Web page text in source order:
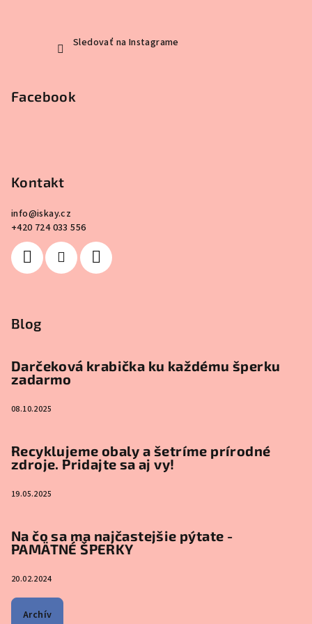
Sledovať na Instagrame
Facebook
Kontakt
info@iskay.cz
+420 724 033 556
Blog
Darčeková krabička ku každému šperku
zadarmo
08.10.2025
Recyklujeme obaly a šetríme prírodné
zdroje. Pridajte sa aj vy!
19.05.2025
Na čo sa ma najčastejšie pýtate -
PAMÄTNÉ ŠPERKY
20.02.2024
Archív